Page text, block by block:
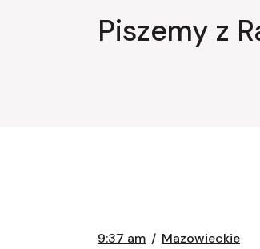
Piszemy z
9:37 am Mazowieckie